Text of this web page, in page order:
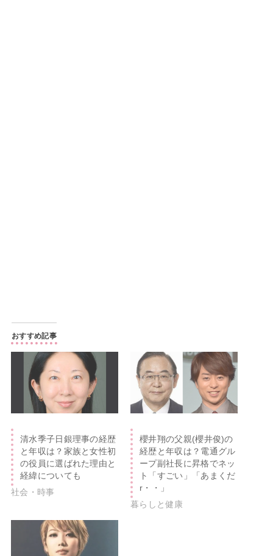
おすすめ記事
清水季子日銀理事の経歴
と年収は？家族と女性初
の役員に選ばれた理由と
経緯についても
社会・時事
櫻井翔の父親(櫻井俊)の
経歴と年収は？電通グル
ープ副社長に昇格でネッ
ト「すごい」「あまくだ
r・・」
暮らしと健康